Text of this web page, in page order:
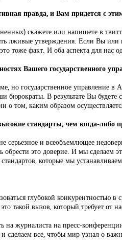
правда, и Вам придется с
скажете или напишете в
лживые утверждения. Если Вы или
тоже факт. И оба аспекта для нас
Вашего государственного
но государственное управление в
В результате Вы будете
о том, каким образом
стандарты, чем когда-либо
серьезное и всеобъемлющее
это доверие. И мы сделаем
которые мы
глубокой
такой вызов, который требует от
на журналиста на пресс-
и сделаем все, чтобы мир узнал о